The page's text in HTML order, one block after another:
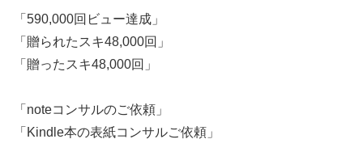
「590,000回ビュー達成」
「贈られたスキ48,000回」
「贈ったスキ48,000回」
「noteコンサルのご依頼」
「Kindle本の表紙コンサルご依頼」